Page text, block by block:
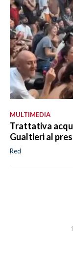
MULTIMEDIA
Trattativa
Gualtieri al
Red
1